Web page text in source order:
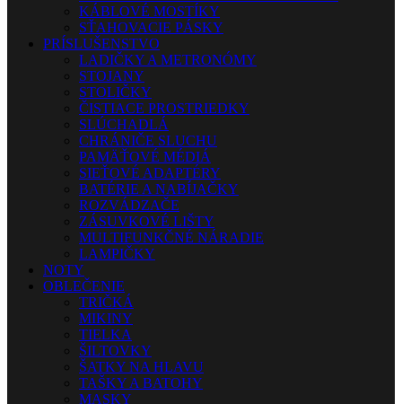
KÁBLOVÉ MOSTÍKY
SŤAHOVACIE PÁSKY
PRÍSLUŠENSTVO
LADIČKY A METRONÓMY
STOJANY
STOLIČKY
ČISTIACE PROSTRIEDKY
SLÚCHADLÁ
CHRÁNIČE SLUCHU
PAMÄŤOVÉ MÉDIÁ
SIEŤOVÉ ADAPTÉRY
BATÉRIE A NABÍJAČKY
ROZVÁDZAČE
ZÁSUVKOVÉ LIŠTY
MULTIFUNKČNÉ NÁRADIE
LAMPIČKY
NOTY
OBLEČENIE
TRIČKÁ
MIKINY
TIELKA
ŠILTOVKY
ŠATKY NA HLAVU
TAŠKY A BATOHY
MASKY